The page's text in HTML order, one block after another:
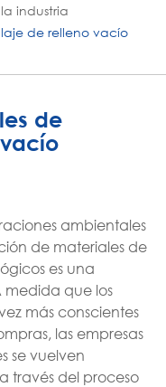
industria
de relleno vacío
de
ambientales
de materiales de
es una
medida que los
más conscientes
las empresas
se vuelven
través del proceso